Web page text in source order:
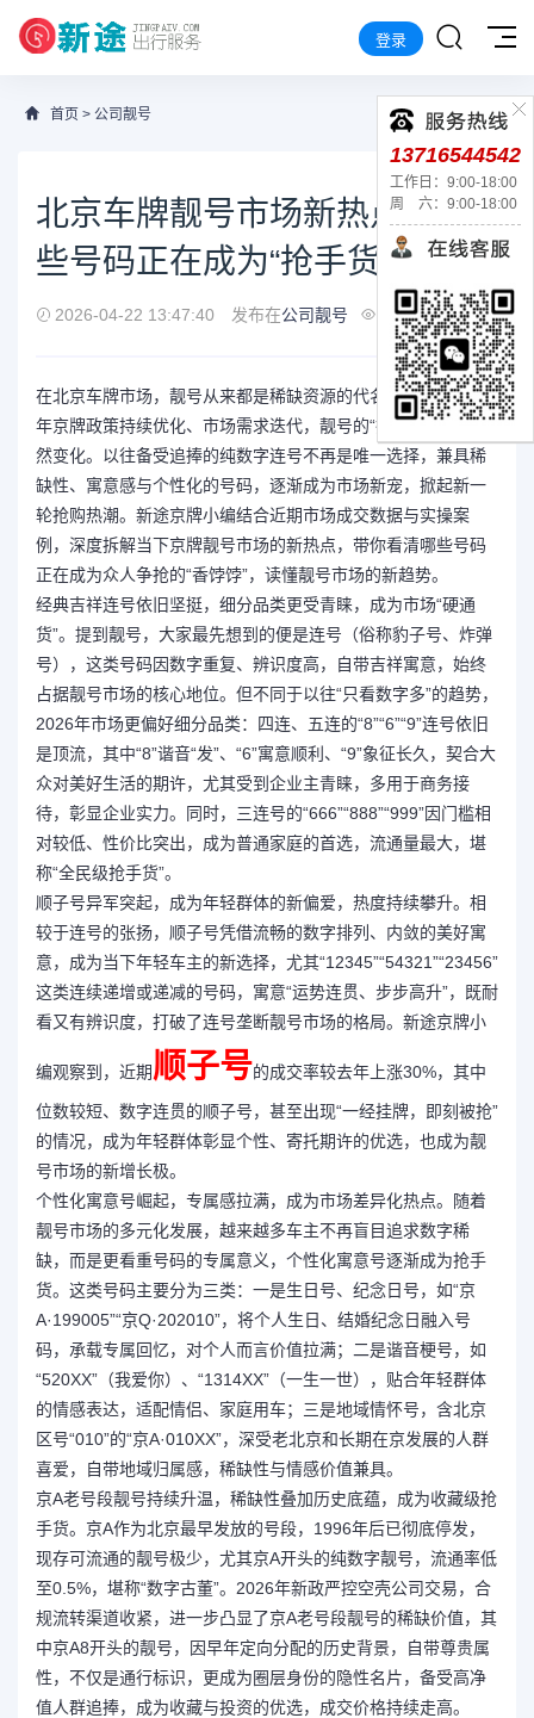
登录
首页 > 公司靓号
北京车牌靓号市场新热点：哪
些号码正在成为“抢手货”？
2026-04-22 13:47:40 发布在公司靓号 265
在北京车牌市场，靓号从来都是稀缺资源的代名词，随着2026
年京牌政策持续优化、市场需求迭代，靓号的“抢手”标准也在悄
然变化。以往备受追捧的纯数字连号不再是唯一选择，兼具稀
缺性、寓意感与个性化的号码，逐渐成为市场新宠，掀起新一
轮抢购热潮。新途京牌小编结合近期市场成交数据与实操案
例，深度拆解当下京牌靓号市场的新热点，带你看清哪些号码
正在成为众人争抢的“香饽饽”，读懂靓号市场的新趋势。
经典吉祥连号依旧坚挺，细分品类更受青睐，成为市场“硬通
货”。提到靓号，大家最先想到的便是连号（俗称豹子号、炸弹
号），这类号码因数字重复、辨识度高，自带吉祥寓意，始终
占据靓号市场的核心地位。但不同于以往“只看数字多”的趋势，
2026年市场更偏好细分品类：四连、五连的“8”“6”“9”连号依旧
是顶流，其中“8”谐音“发”、“6”寓意顺利、“9”象征长久，契合大
众对美好生活的期许，尤其受到企业主青睐，多用于商务接
待，彰显企业实力。同时，三连号的“666”“888”“999”因门槛相
对较低、性价比突出，成为普通家庭的首选，流通量最大，堪
称“全民级抢手货”。
顺子号异军突起，成为年轻群体的新偏爱，热度持续攀升。相
较于连号的张扬，顺子号凭借流畅的数字排列、内敛的美好寓
意，成为当下年轻车主的新选择，尤其“12345”“54321”“23456”
这类连续递增或递减的号码，寓意“运势连贯、步步高升”，既耐
看又有辨识度，打破了连号垄断靓号市场的格局。新途京牌小
编观察到，近期顺子号的成交率较去年上涨30%，其中
位数较短、数字连贯的顺子号，甚至出现“一经挂牌，即刻被抢”
的情况，成为年轻群体彰显个性、寄托期许的优选，也成为靓
号市场的新增长极。
个性化寓意号崛起，专属感拉满，成为市场差异化热点。随着
靓号市场的多元化发展，越来越多车主不再盲目追求数字稀
缺，而是更看重号码的专属意义，个性化寓意号逐渐成为抢手
货。这类号码主要分为三类：一是生日号、纪念日号，如“京
A·199005”“京Q·202010”，将个人生日、结婚纪念日融入号
码，承载专属回忆，对个人而言价值拉满；二是谐音梗号，如
“520XX”（我爱你）、“1314XX”（一生一世），贴合年轻群体
的情感表达，适配情侣、家庭用车；三是地域情怀号，含北京
区号“010”的“京A·010XX”，深受老北京和长期在京发展的人群
喜爱，自带地域归属感，稀缺性与情感价值兼具。
京A老号段靓号持续升温，稀缺性叠加历史底蕴，成为收藏级抢
手货。京A作为北京最早发放的号段，1996年后已彻底停发，
现存可流通的靓号极少，尤其京A开头的纯数字靓号，流通率低
至0.5%，堪称“数字古董”。2026年新政严控空壳公司交易，合
规流转渠道收紧，进一步凸显了京A老号段靓号的稀缺价值，其
中京A8开头的靓号，因早年定向分配的历史背景，自带尊贵属
性，不仅是通行标识，更成为圈层身份的隐性名片，备受高净
值人群追捧，成为收藏与投资的优选，成交价格持续走高。
13716544542
工作日：9:00-18:00
周 六：9:00-18:00